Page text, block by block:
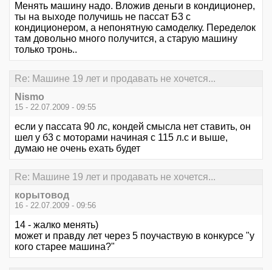
Менять машину надо. Вложив деньги в кондиционер,
ты на выходе получишь не пассат Б3 с
кондиционером, а непонятную самоделку. Переделок
там довольно много получится, а старую машину
только тронь..
Re: Машине 19 лет и продавать не хочется...
Nismo
15 - 22.07.2009 - 09:55
если у пассата 90 лс, кондей смысла нет ставить, он
шел у б3 с моторами начиная с 115 л.с и выше,
думаю не очень ехать будет
Re: Машине 19 лет и продавать не хочется...
корытовод
16 - 22.07.2009 - 09:56
14 - жалко менять)
может и правду лет через 5 поучаствую в конкурсе "у
кого старее машина?"